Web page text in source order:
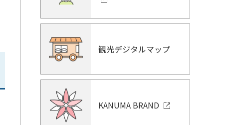
観光デジタルマップ
KANUMA BRAND